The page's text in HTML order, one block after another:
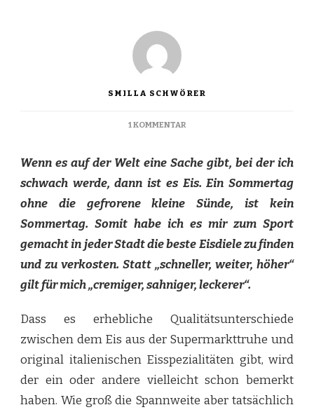
SMILLA SCHWÖRER
1 KOMMENTARZU
STUDIFREUNDLICHEN
PREISEN
Wenn es auf der Welt eine Sache gibt, bei der ich
schwach werde, dann ist es Eis. Ein Sommertag
ohne die gefrorene kleine Sünde, ist kein
Sommertag. Somit habe ich es mir zum Sport
gemacht in jeder Stadt die beste Eisdiele zu finden
und zu verkosten. Statt „schneller, weiter, höher“
gilt für mich „cremiger, sahniger, leckerer“.
Dass es erhebliche Qualitätsunterschiede
zwischen dem Eis aus der Supermarkttruhe und
original italienischen Eisspezialitäten gibt, wird
der ein oder andere vielleicht schon bemerkt
haben. Wie groß die Spannweite aber tatsächlich